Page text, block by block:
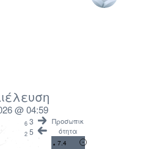
@ 04:59
63
25
Προσωπικ
ότητα
7.4